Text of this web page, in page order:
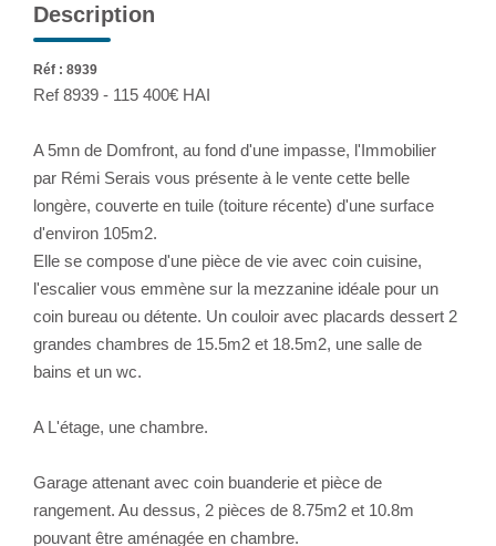
Description
Réf : 8939
Ref 8939 - 115 400€ HAI
A 5mn de Domfront, au fond d'une impasse, l'Immobilier
par Rémi Serais vous présente à le vente cette belle
longère, couverte en tuile (toiture récente) d'une surface
d'environ 105m2.
Elle se compose d'une pièce de vie avec coin cuisine,
l'escalier vous emmène sur la mezzanine idéale pour un
coin bureau ou détente. Un couloir avec placards dessert 2
grandes chambres de 15.5m2 et 18.5m2, une salle de
bains et un wc.
A L'étage, une chambre.
Garage attenant avec coin buanderie et pièce de
rangement. Au dessus, 2 pièces de 8.75m2 et 10.8m
pouvant être aménagée en chambre.